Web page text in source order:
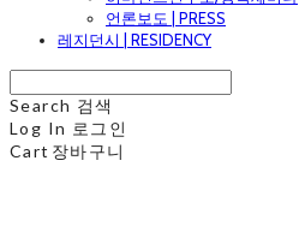
언론보도 | PRESS
레지던시 | RESIDENCY
Search 검색
Log In 로그인
Cart 장바구니